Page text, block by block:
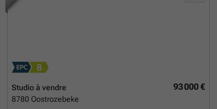
93 000 €
Studio à vendre
8780 Oostrozebeke